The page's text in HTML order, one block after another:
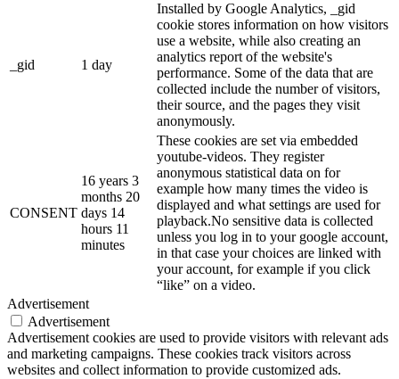
_gid 1 day
Installed by Google Analytics, _gid
cookie stores information on how visitors
use a website, while also creating an
analytics report of the website's
performance. Some of the data that are
collected include the number of visitors,
their source, and the pages they visit
anonymously.
CONSENT
16 years 3
months 20
days 14
hours 11
minutes
These cookies are set via embedded
youtube-videos. They register
anonymous statistical data on for
example how many times the video is
displayed and what settings are used for
playback.No sensitive data is collected
unless you log in to your google account,
in that case your choices are linked with
your account, for example if you click
“like” on a video.
Advertisement
Advertisement
Advertisement cookies are used to provide visitors with relevant ads
and marketing campaigns. These cookies track visitors across
websites and collect information to provide customized ads.